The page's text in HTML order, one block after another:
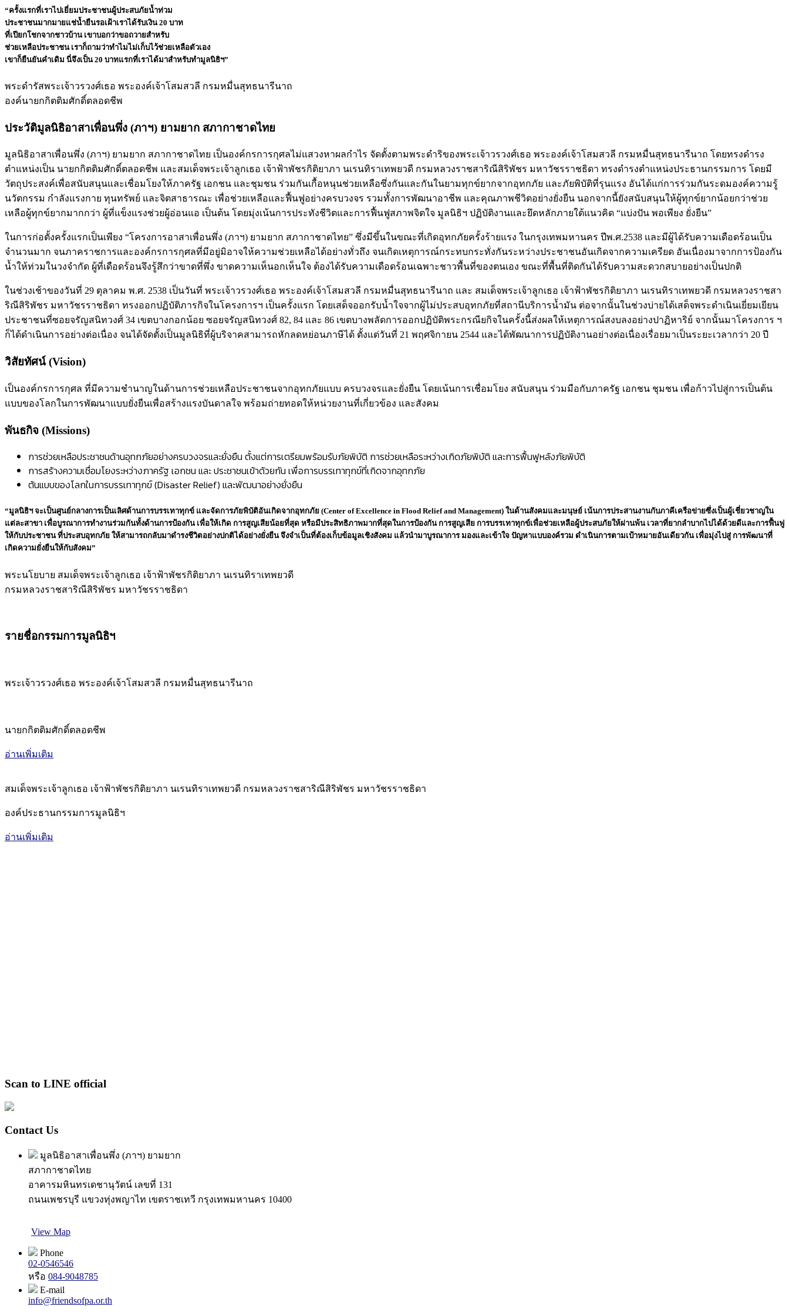
“ครั้งแรกที่เราไปเยี่ยมประชาชนผู้ประสบภัยน้ำท่วม
ประชาชนมากมายแช่น้ำยืนรอเฝ้าเราได้รับเงิน 20 บาท
ที่เปียกโชกจากชาวบ้าน เขาบอกว่าขอถวายสำหรับ
ช่วยเหลือประชาชน เราก็ถามว่าทำไมไม่เก็บไว้ช่วยเหลือตัวเอง
เขาก็ยืนยันคำเดิม นี่จึงเป็น 20 บาทแรกที่เราได้มาสำหรับทำมูลนิธิฯ”
พระดำรัสพระเจ้าวรวงศ์เธอ พระองค์เจ้าโสมสวลี กรมหมื่นสุทธนารีนาถ
องค์นายกกิตติมศักดิ์ตลอดชีพ
ประวัติมูลนิธิอาสาเพื่อนพึ่ง (ภาฯ) ยามยาก สภากาชาดไทย
มูลนิธิอาสาเพื่อนพึ่ง (ภาฯ) ยามยาก สภากาชาดไทย เป็นองค์กรการกุศลไม่แสวงหาผลกำไร จัดตั้งตามพระดำริของพระเจ้าวรวงศ์เธอ พระองค์เจ้าโสมสวลี กรมหมื่นสุทธนารีนาถ โดยทรงดำรง
ตำแหน่งเป็น นายกกิตติมศักดิ์ตลอดชีพ และสมเด็จพระเจ้าลูกเธอ เจ้าฟ้าพัชรกิติยาภา นเรนทิราเทพยวดี กรมหลวงราชสาริณีสิริพัชร มหาวัชรราชธิดา ทรงดำรงตำแหน่งประธานกรรมการ โดยมี
วัตถุประสงค์เพื่อสนับสนุนและเชื่อมโยงให้ภาครัฐ เอกชน และชุมชน ร่วมกันเกื้อหนุนช่วยเหลือซึ่งกันและกันในยามทุกข์ยากจากอุทกภัย และภัยพิบัติที่รุนแรง อันได้แก่การร่วมกันระดมองค์ความรู้
นวัตกรรม กำลังแรงกาย ทุนทรัพย์ และจิตสาธารณะ เพื่อช่วยเหลือและฟื้นฟูอย่างครบวงจร รวมทั้งการพัฒนาอาชีพ และคุณภาพชีวิตอย่างยั่งยืน นอกจากนี้ยังสนับสนุนให้ผู้ทุกข์ยากน้อยกว่าช่วย
เหลือผู้ทุกข์ยากมากกว่า ผู้ที่แข็งแรงช่วยผู้อ่อนแอ เป็นต้น โดยมุ่งเน้นการประทังชีวิตและการฟื้นฟูสภาพจิตใจ มูลนิธิฯ ปฏิบัติงานและยึดหลักภายใต้แนวคิด “แบ่งปัน พอเพียง ยั่งยืน”
ในการก่อตั้งครั้งแรกเป็นเพียง “โครงการอาสาเพื่อนพึ่ง (ภาฯ) ยามยาก สภากาชาดไทย” ซึ่งมีขึ้นในขณะที่เกิดอุทกภัยครั้งร้ายแรง ในกรุงเทพมหานคร ปีพ.ศ.2538 และมีผู้ได้รับความเดือดร้อนเป็น
จำนวนมาก จนภาคราชการและองค์กรการกุศลที่มีอยู่มิอาจให้ความช่วยเหลือได้อย่างทั่วถึง จนเกิดเหตุการณ์กระทบกระทั่งกันระหว่างประชาชนอันเกิดจากความเครียด อันเนื่องมาจากการป้องกัน
น้ำให้ท่วมในวงจำกัด ผู้ที่เดือดร้อนจึงรู้สึกว่าขาดที่พึ่ง ขาดความเห็นอกเห็นใจ ต้องได้รับความเดือดร้อนเฉพาะชาวพื้นที่ของตนเอง ขณะที่พื้นที่ติดกันได้รับความสะดวกสบายอย่างเป็นปกติ
ในช่วงเช้าของวันที่ 29 ตุลาคม พ.ศ. 2538 เป็นวันที่ พระเจ้าวรวงศ์เธอ พระองค์เจ้าโสมสวลี กรมหมื่นสุทธนารีนาถ และ สมเด็จพระเจ้าลูกเธอ เจ้าฟ้าพัชรกิติยาภา นเรนทิราเทพยวดี กรมหลวงราชสา
ริณีสิริพัชร มหาวัชรราชธิดา ทรงออกปฏิบัติภารกิจในโครงการฯ เป็นครั้งแรก โดยเสด็จออกรับน้ำใจจากผู้ไม่ประสบอุทกภัยที่สถานีบริการน้ำมัน ต่อจากนั้นในช่วงบ่ายได้เสด็จพระดำเนินเยี่ยมเยียน
ประชาชนที่ซอยจรัญสนิทวงศ์ 34 เขตบางกอกน้อย ซอยจรัญสนิทวงศ์ 82, 84 และ 86 เขตบางพลัดการออกปฏิบัติพระกรณียกิจในครั้งนี้ส่งผลให้เหตุการณ์สงบลงอย่างปาฏิหาริย์ จากนั้นมาโครงการ ฯ
ก็ได้ดำเนินการอย่างต่อเนื่อง จนได้จัดตั้งเป็นมูลนิธิที่ผู้บริจาคสามารถหักลดหย่อนภาษีได้ ตั้งแต่วันที่ 21 พฤศจิกายน 2544 และได้พัฒนาการปฏิบัติงานอย่างต่อเนื่องเรื่อยมาเป็นระยะเวลากว่า 20 ปี
วิสัยทัศน์ (Vision)
เป็นองค์กรการกุศล ที่มีความชำนาญในด้านการช่วยเหลือประชาชนจากอุทกภัยแบบ ครบวงจรและยั่งยืน โดยเน้นการเชื่อมโยง สนับสนุน ร่วมมือกับภาครัฐ เอกชน ชุมชน เพื่อก้าวไปสู่การเป็นต้น
แบบของโลกในการพัฒนาแบบยั่งยืนเพื่อสร้างแรงบันดาลใจ พร้อมถ่ายทอดให้หน่วยงานที่เกี่ยวข้อง และสังคม
พันธกิจ (Missions)
การช่วยเหลือประชาชนด้านอุทกภัยอย่างครบวงจรและยั่งยืน ตั้งแต่การเตรียมพร้อมรับภัยพิบัติ การช่วยเหลือระหว่างเกิดภัยพิบัติ และการฟื้นฟูหลังภัยพิบัติ
การสร้างความเชื่อมโยงระหว่างภาครัฐ เอกชน และ ประชาชนเข้าด้วยกัน เพื่อการบรรเทาทุกข์ที่เกิดจากอุทกภัย
ต้นแบบของโลกในการบรรเทาทุกข์ (Disaster Relief) และพัฒนาอย่างยั่งยืน
“มูลนิธิฯ จะเป็นศูนย์กลางการเป็นเลิศด้านการบรรเทาทุกข์ และจัดการภัยพิบัติอันเกิดจากอุทกภัย (Center of Excellence in Flood Relief and Management) ในด้านสังคมและมนุษย์ เน้นการประสานงานกับภาคีเครือข่ายซึ่งเป็นผู้เชี่ยวชาญใน
แต่ละสาขา เพื่อบูรณาการทำงานร่วมกันทั้งด้านการป้องกัน เพื่อให้เกิด การสูญเสียน้อยที่สุด หรือมีประสิทธิภาพมากที่สุดในการป้องกัน การสูญเสีย การบรรเทาทุกข์เพื่อช่วยเหลือผู้ประสบภัยให้ผ่านพ้น เวลาที่ยากลำบากไปได้ด้วยดีและการฟื้นฟู
ให้กับประชาชน ที่ประสบอุทกภัย ให้สามารถกลับมาดำรงชีวิตอย่างปกติได้อย่างยั่งยืน จึงจำเป็นที่ต้องเก็บข้อมูลเชิงสังคม แล้วนำมาบูรณาการ มองและเข้าใจ ปัญหาแบบองค์รวม ดำเนินการตามเป้าหมายอันเดียวกัน เพื่อมุ่งไปสู่ การพัฒนาที่
เกิดความยั่งยืนให้กับสังคม”
พระนโยบาย สมเด็จพระเจ้าลูกเธอ เจ้าฟ้าพัชรกิติยาภา นเรนทิราเทพยวดี
กรมหลวงราชสาริณีสิริพัชร มหาวัชรราชธิดา
รายชื่อกรรมการมูลนิธิฯ
พระเจ้าวรวงศ์เธอ พระองค์เจ้าโสมสวลี กรมหมื่นสุทธนารีนาถ
นายกกิตติมศักดิ์ตลอดชีพ
อ่านเพิ่มเติม
สมเด็จพระเจ้าลูกเธอ เจ้าฟ้าพัชรกิติยาภา นเรนทิราเทพยวดี กรมหลวงราชสาริณีสิริพัชร มหาวัชรราชธิดา
องค์ประธานกรรมการมูลนิธิฯ
อ่านเพิ่มเติม
Scan to LINE official
Contact Us
มูลนิธิอาสาเพื่อนพึ่ง (ภาฯ) ยามยาก
สภากาชาดไทย
อาคารมหินทรเดชานุวัตน์ เลขที่ 131
ถนนเพชรบุรี แขวงทุ่งพญาไท เขตราชเทวี กรุงเทพมหานคร 10400
View Map
Phone
02-0546546
หรือ 084-9048785
E-mail
info@friendsofpa.or.th